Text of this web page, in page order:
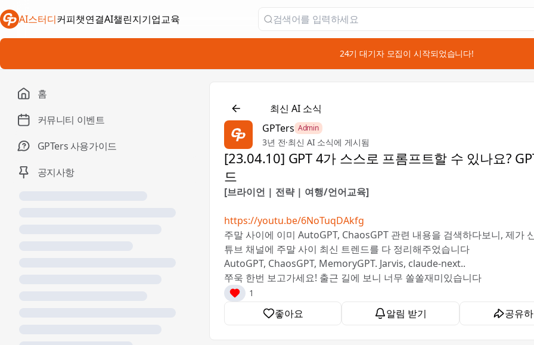
AI스터디커피챗연결
새 탭에서 열림AI챌린지
새 탭에서 열림
기업교육
새 탭에서 열림
📣 24기 대기자 모집이 시작되었습니다!
홈
커뮤니티 이벤트
GPTers 사용가이드
공지사항
📰최신 AI 소식
GPTers Admin
3년 전·최신 AI 소식에 게시됨
[23.04.10] GPT 4가 스스로 프롬프트할 수 있나요?
드
[브라이언 | 전략 | 여행/언어교육]
https://youtu.be/6NoTuqDAkfg
주말 사이에 이미 AutoGPT, ChaosGPT 관련 내용을 검색하다보니, 제가
튜브 채널에 주말 사이 최신 트렌드를 다 정리해주었습니다
AutoGPT, ChaosGPT, MemoryGPT. Jarvis, claude-next..
쭈욱 한번 보고가세요! 출근 길에 보니 너무 쏠쏠재미있습니다
1
좋아요 알림 받기 공유